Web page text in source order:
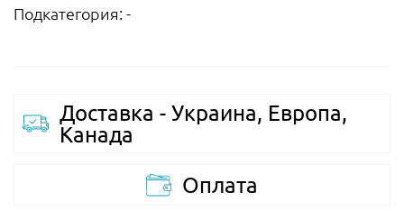
Подкатегория: -
Доставка - Украина, Европа,
Канада
Оплата